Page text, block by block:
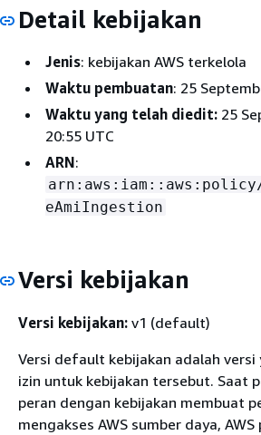
Detail kebijakan
Jenis: kebijakan AWS terkelola
Waktu pembuatan: 25
Waktu yang telah diedit: 25
20:55 UTC
ARN:
arn:aws:iam::aws:policy/
eAmiIngestion
Versi kebijakan
Versi kebijakan: v1 (default)
Versi default kebijakan adalah versi
izin untuk kebijakan tersebut. Saat
peran dengan kebijakan membuat
mengakses AWS sumber daya,